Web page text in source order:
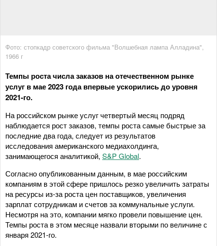
Фото: стопкадр советского фильма "Волшебная лампа Алладина",
1966 г
Темпы роста числа заказов на отечественном рынке
услуг в мае 2023 года впервые ускорились до уровня
2021-го.
На российском рынке услуг четвертый месяц подряд
наблюдается рост заказов, темпы роста самые быстрые за
последние два года, следует из результатов
исследования американского медиахолдинга,
занимающегося аналитикой, S&P Global.
Согласно опубликованным данным, в мае российским
компаниям в этой сфере пришлось резко увеличить затраты
на ресурсы из-за роста цен поставщиков, увеличения
зарплат сотрудникам и счетов за коммунальные услуги.
Несмотря на это, компании мягко провели повышение цен.
Темпы роста в этом месяце назвали вторыми по величине с
января 2021-го.